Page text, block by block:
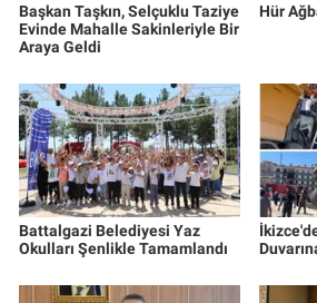
Başkan Taşkın, Selçuklu Taziye
Evinde Mahalle Sakinleriyle Bir
Araya Geldi
Hür
Battalgazi Belediyesi Yaz
Okulları Şenlikle Tamamlandı